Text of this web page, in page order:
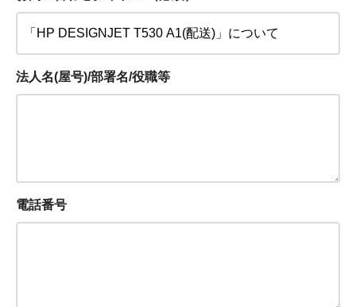
法人名(屋号)/部署名/役職等
電話番号